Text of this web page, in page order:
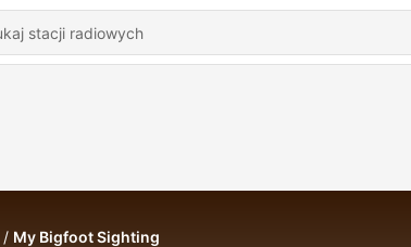
My Bigfoot Sighting